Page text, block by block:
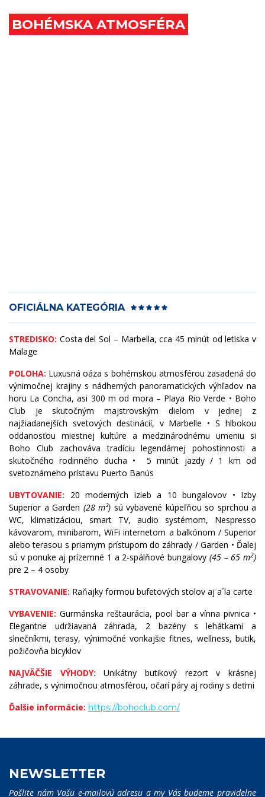
ZEM
BOHÉMSKA ATMOSFÉRA
OFICIÁLNA KATEGÓRIA
STREDISKO: Costa del Sol – Marbella, cca 45 minút od letiska v
Malage
POLOHA: Luxusná oáza s bohémskou atmosférou zasadená do
výnimočnej krajiny s nádherných panoramatických výhľadov na
horu La Concha, asi 300 m od mora – Playa Rio Verde • Boho
Club je skutočným majstrovským dielom v jednej z
najžiadanejších svetových destinácií, v Marbelle • S hlbokou
oddanosťou miestnej kultúre a medzinárodnému umeniu si
Boho Club zachováva tradíciu legendárnej pohostinnosti a
skutočného rodinného ducha • 5 minút jazdy / 1 km od
svetoznámeho prístavu Puerto Banús
UBYTOVANIE: 20 moderných izieb a 10 bungalovov • Izby
Superior a Garden (28 m²) sú vybavené kúpeľňou so sprchou a
WC, klimatizáciou, smart TV, audio systémom, Nespresso
kávovarom, minibarom, WiFi internetom a balkónom / Superior
alebo terasou s priamym prístupom do záhrady / Garden • Ďalej
sú v ponuke aj prízemné 1 a 2-spálňové bungalovy (45 – 65 m2)
pre 2 – 4 osoby
STRAVOVANIE: Raňajky formou bufetových stolov aj a´la carte
VYBAVENIE: Gurmánska reštaurácia, pool bar a vínna pivnica •
Elegantne udržiavaná záhrada, 2 bazény s lehátkami a
slnečníkmi, terasy, výnimočné vonkajšie fitnes, wellness, butik,
požičovňa bicyklov
NAJVÄČŠIE VÝHODY: Unikátny butikový rezort v krásnej
záhrade, s výnimočnou atmosférou, očarí páry aj rodiny s deťmi
Ďalšie informácie: https://bohoclub.com/
NEWSLETTER
Pošlite nám Vašu e-mailovú adresu a my Vás budeme pravidelne